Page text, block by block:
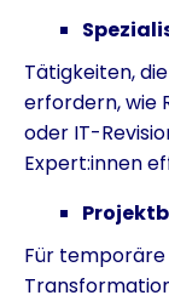
Tätigkeiten,
erfordern, wie
oder IT-
Expert:innen
Für